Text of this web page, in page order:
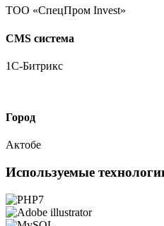
ТОО «СпецПром Invest»
CMS система
1С-Битрикс
Город
Актобе
Используемые